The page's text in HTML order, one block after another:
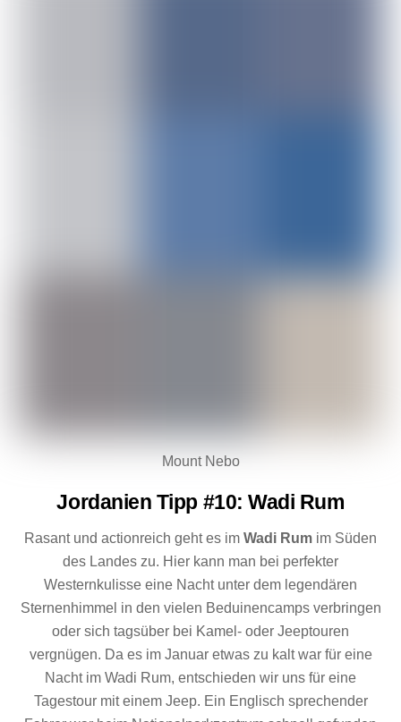
Mount Nebo
Jordanien Tipp #10: Wadi Rum
Rasant und actionreich geht es im Wadi Rum im Süden
des Landes zu. Hier kann man bei perfekter
Westernkulisse eine Nacht unter dem legendären
Sternenhimmel in den vielen Beduinencamps verbringen
oder sich tagsüber bei Kamel- oder Jeeptouren
vergnügen. Da es im Januar etwas zu kalt war für eine
Nacht im Wadi Rum, entschieden wir uns für eine
Tagestour mit einem Jeep. Ein Englisch sprechender